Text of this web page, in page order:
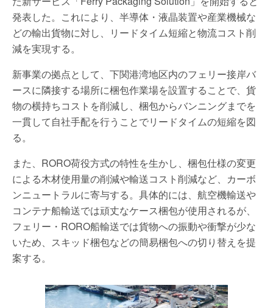
発表した。これにより、半導体・液晶装置や産業機械な
どの輸出貨物に対し、リードタイム短縮と物流コスト削
減を実現する。
新事業の拠点として、下関港湾地区内のフェリー接岸バ
ースに隣接する場所に梱包作業場を設置することで、貨
物の横持ちコストを削減し、梱包からバンニングまでを
一貫して自社手配を行うことでリードタイムの短縮を図
る。
また、RORO荷役方式の特性を生かし、梱包仕様の変更
による木材使用量の削減や輸送コスト削減など、カーボ
ンニュートラルに寄与する。具体的には、航空機輸送や
コンテナ船輸送では頑丈なケース梱包が使用されるが、
フェリー・RORO船輸送では貨物への振動や衝撃が少な
いため、スキッド梱包などの簡易梱包への切り替えを提
案する。